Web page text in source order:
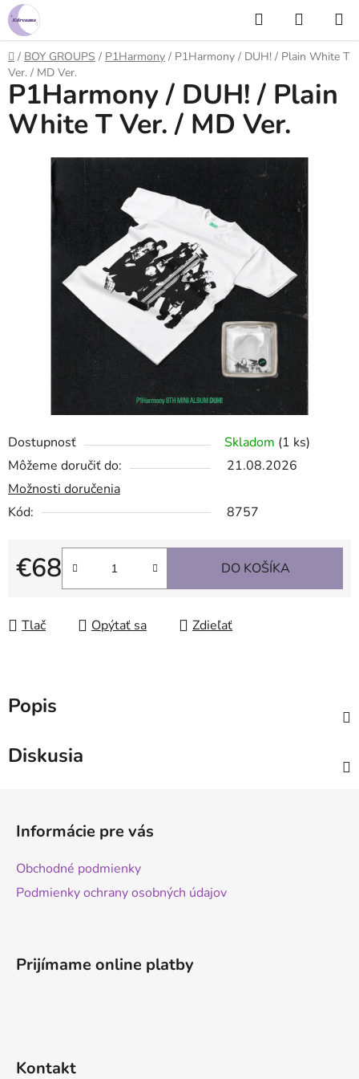
Prejsť
na
obsah
Hľadať
KOŠÍK
Domov
/ BOY GROUPS / P1Harmony / P1Harmony / DUH! / Plain White T
Ver. / MD Ver.
Dostupnosť Skladom (1 ks)
Môžeme doručiť do:
21.08.2026
Možnosti doručenia
Kód:
8757
€68
Jednotková cena:
DO KOŠÍKA
Tlač Opýtať sa Zdieľať
P1Harmony / DUH! / Plain
White T Ver. / MD Ver.
Popis
Diskusia
Informácie pre vás
Obchodné podmienky
Podmienky ochrany osobných údajov
Prijímame online platby
Kontakt